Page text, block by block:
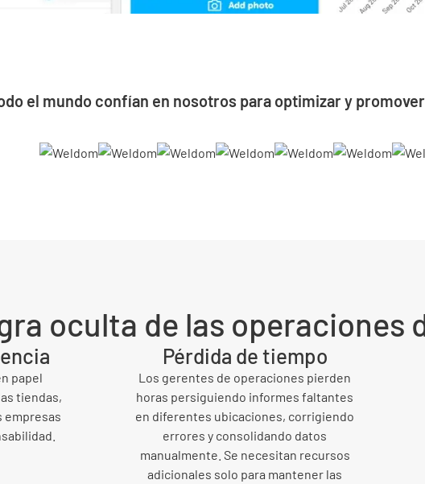
el mundo confían en nosotros para optimizar y
oculta de las operaciones
papel
tiendas,
empresas
Pérdida de tiempo
Los gerentes de operaciones pierden
horas persiguiendo informes faltantes
en diferentes ubicaciones, corrigiendo
errores y consolidando datos
manualmente. Se necesitan recursos
adicionales solo para mantener las